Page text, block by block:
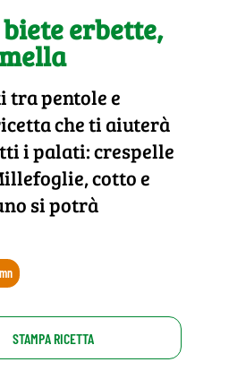
erbette,
tra pentole e
che ti aiuterà
i palati: crespelle
cotto e
si potrà
STAMPA RICETTA